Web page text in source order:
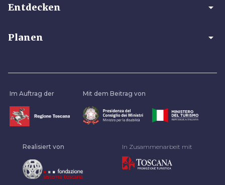
Entdecken arrow_drop_down
Planen arrow_drop_down
Im Auftrag der Mit dem Beitrag von
Realisiert von In Zusammenarbeit mit